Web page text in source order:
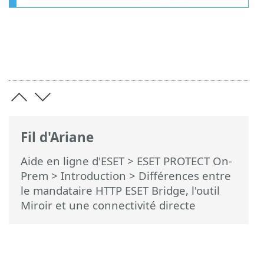
Fil d'Ariane
Aide en ligne d'ESET> ESET PROTECT On-
Prem > Introduction > Différences entre
le mandataire HTTP ESET Bridge, l'outil
Miroir et une connectivité directe